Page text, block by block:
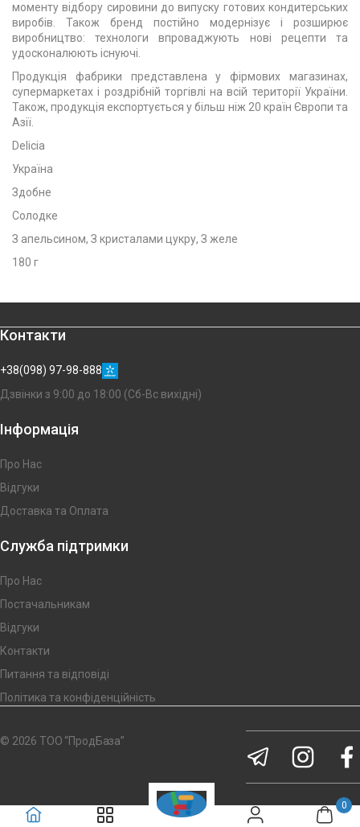
0
моменту відбору сировини до випуску готових кондитерських
виробів. Також бренд постійно модернізує і розширює
виробництво: технологи впроваджують нові рецепти та
удосконалюють існуючі.
Продукція фабрики представлена у фірмових магазинах,
супермаркетах і роздрібній торгівлі на всій території України.
Також, продукція експортується у більш ніж 20 країн Європи та
Азії.
Delicia
Україна
Здобне
Солодке
З апельсином, З кристалами цукру, З желе
180 г
Контакти
+38(098) 97-98-888
Дзвінки з 9:00 до 18:00 (Сб-Вс вихідні)
Інформація
Про Нас
Відгуки
Доставка та Оплата
Служба підтримки
Про Нас
Постачальникам
Відгуки
Контакти
Питання та відповіді
Політика та конфіденційність
© 2026 ТОО “ПродБаза”